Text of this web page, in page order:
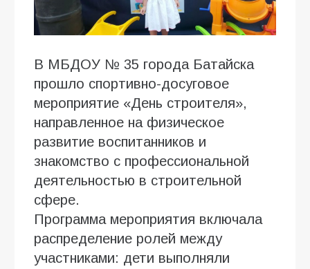
В МБДОУ № 35 города Батайска
прошло спортивно-досуговое
мероприятие «День строителя»,
направленное на физическое
развитие воспитанников и
знакомство с профессиональной
деятельностью в строительной
сфере.
Программа мероприятия включала
распределение ролей между
участниками: дети выполняли